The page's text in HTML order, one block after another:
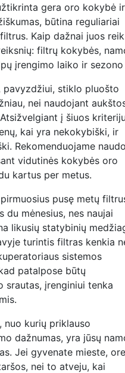
gera oro kokybė ir
būtina reguliariai
Kaip dažnai juos
filtrų kokybės,
įrengimo laiko ir sezono
pavyzdžiui, stiklo pluošto
nei naudojant
į šiuos
kai yra nekokybiški, ir
Rekomenduojame
vidutinės kokybės oro
kartus per metus.
pusę metų
du mėnesius, nes naujai
likusių statybinių
turintis filtras kenkia
sistemos
patalpose būtų
srautas, įrenginiui tenka
nuo kurių priklauso
dažnumas, yra jūsų
Jei gyvenate mieste, ore
nei to atveju, kai